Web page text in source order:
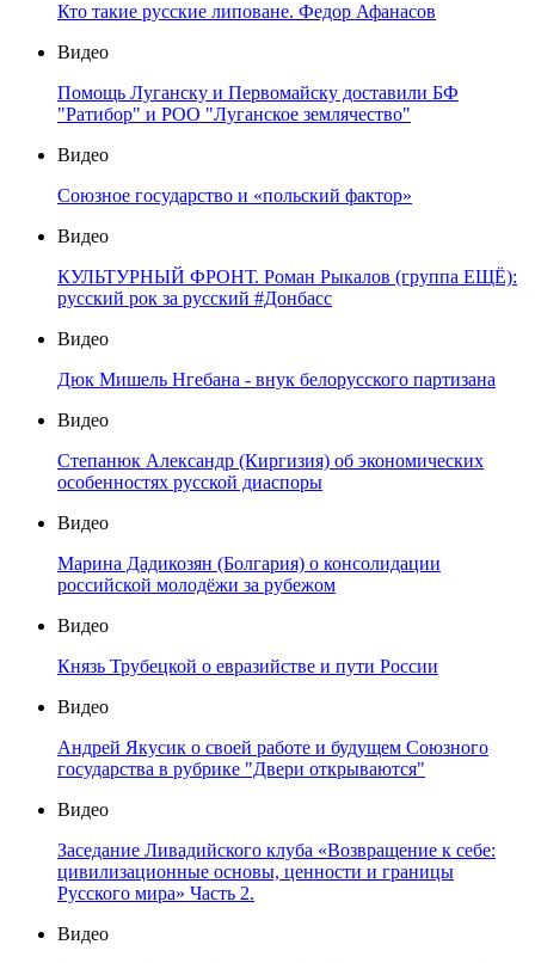
Кто такие русские липоване. Федор Афанасов
Видео
Помощь Луганску и Первомайску доставили БФ
"Ратибор" и РОО "Луганское землячество"
Видео
Союзное государство и «польский фактор»
Видео
КУЛЬТУРНЫЙ ФРОНТ. Роман Рыкалов (группа ЕЩЁ):
русский рок за русский #Донбасс
Видео
Дюк Мишель Нгебана - внук белорусского партизана
Видео
Степанюк Александр (Киргизия) об экономических
особенностях русской диаспоры
Видео
Марина Дадикозян (Болгария) о консолидации
российской молодёжи за рубежом
Видео
Князь Трубецкой о евразийстве и пути России
Видео
Андрей Якусик о своей работе и будущем Союзного
государства в рубрике "Двери открываются"
Видео
Заседание Ливадийского клуба «Возвращение к себе:
цивилизационные основы, ценности и границы
Русского мира» Часть 2.
Видео